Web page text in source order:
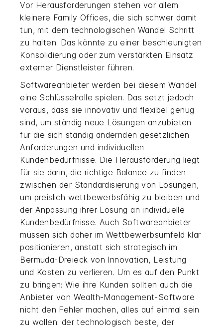
Vor Herausforderungen stehen vor allem
kleinere Family Offices, die sich schwer damit
tun, mit dem technologischen Wandel Schritt
zu halten. Das könnte zu einer beschleunigten
Konsolidierung oder zum verstärkten Einsatz
externer Dienstleister führen.
Softwareanbieter werden bei diesem Wandel
eine Schlüsselrolle spielen. Das setzt jedoch
voraus, dass sie innovativ und flexibel genug
sind, um ständig neue Lösungen anzubieten
für die sich ständig ändernden gesetzlichen
Anforderungen und individuellen
Kundenbedürfnisse. Die Herausforderung liegt
für sie darin, die richtige Balance zu finden
zwischen der Standardisierung von Lösungen,
um preislich wettbewerbsfähig zu bleiben und
der Anpassung ihrer Lösung an individuelle
Kundenbedürfnisse. Auch Softwareanbieter
müssen sich daher im Wettbewerbsumfeld klar
positionieren, anstatt sich strategisch im
Bermuda-Dreieck von Innovation, Leistung
und Kosten zu verlieren. Um es auf den Punkt
zu bringen: Wie ihre Kunden sollten auch die
Anbieter von Wealth-Management-Software
nicht den Fehler machen, alles auf einmal sein
zu wollen: der technologisch beste, der